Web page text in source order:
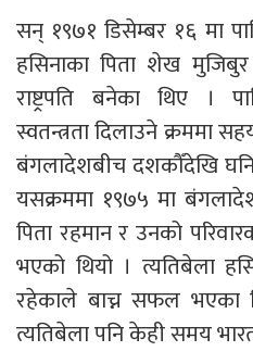
सन् १९७१ डिसेम्बर १६ मा
हसिनाका पिता शेख
राष्ट्रपति बनेका थिए ।
स्वतन्त्रता दिलाउने क्रममा
बंगलादेशबीच दशकौँदेखि
यसक्रममा १९७५ मा
पिता रहमान र उनको
भएको थियो । त्यतिबेला
रहेकाले बाच्न सफल भएका
त्यतिबेला पनि केही समय